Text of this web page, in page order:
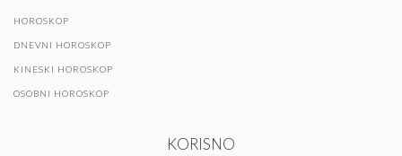
HOROSKOP
DNEVNI HOROSKOP
KINESKI HOROSKOP
OSOBNI HOROSKOP
KORISNO